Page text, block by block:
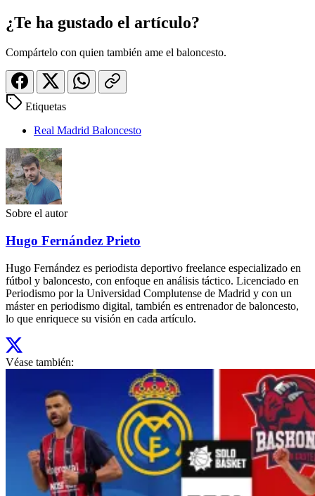
¿Te ha gustado el artículo?
Compártelo con quien también ame el baloncesto.
Etiquetas
Real Madrid Baloncesto
Sobre el autor
Hugo Fernández Prieto
Hugo Fernández es periodista deportivo freelance especializado en
fútbol y baloncesto, con enfoque en análisis táctico. Licenciado en
Periodismo por la Universidad Complutense de Madrid y con un
máster en periodismo digital, también es entrenador de baloncesto,
lo que enriquece su visión en cada artículo.
Véase también: